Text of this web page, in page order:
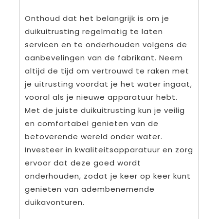
Onthoud dat het belangrijk is om je
duikuitrusting regelmatig te laten
servicen en te onderhouden volgens de
aanbevelingen van de fabrikant. Neem
altijd de tijd om vertrouwd te raken met
je uitrusting voordat je het water ingaat,
vooral als je nieuwe apparatuur hebt.
Met de juiste duikuitrusting kun je veilig
en comfortabel genieten van de
betoverende wereld onder water.
Investeer in kwaliteitsapparatuur en zorg
ervoor dat deze goed wordt
onderhouden, zodat je keer op keer kunt
genieten van adembenemende
duikavonturen.